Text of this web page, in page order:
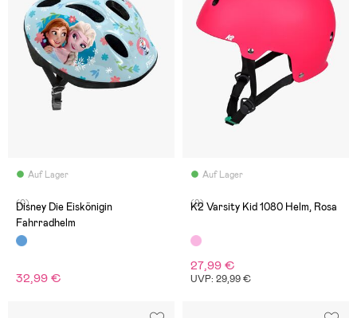
Auf Lager
(0)
Disney Die Eiskönigin
Fahrradhelm
32,99 €
Auf Lager
(9)
K2 Varsity Kid 1080 Helm, Rosa
27,99 €
UVP: 29,99 €